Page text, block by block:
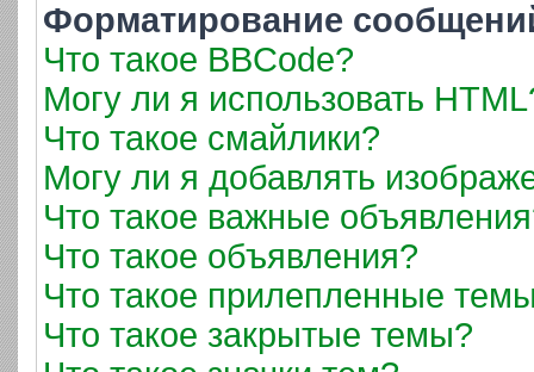
Форматирование
Что такое BBCode?
Могу ли я использовать
Что такое смайлики?
Могу ли я добавлять
Что такое важные
Что такое объявления?
Что такое прилепленные
Что такое закрытые темы?